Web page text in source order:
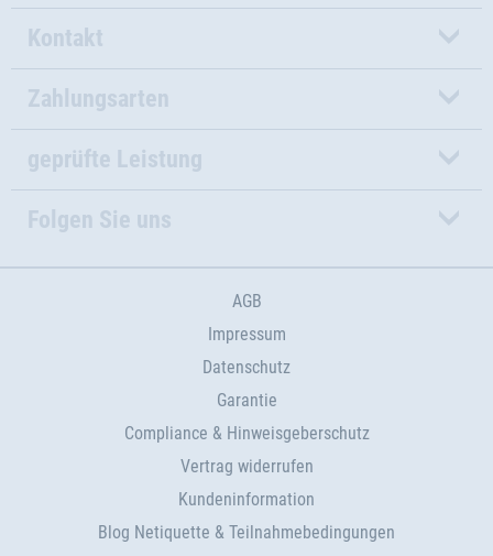
Kontakt
Zahlungsarten
geprüfte Leistung
Folgen Sie uns
AGB
Impressum
Datenschutz
Garantie
Compliance & Hinweisgeberschutz
Vertrag widerrufen
Kundeninformation
Blog Netiquette & Teilnahmebedingungen